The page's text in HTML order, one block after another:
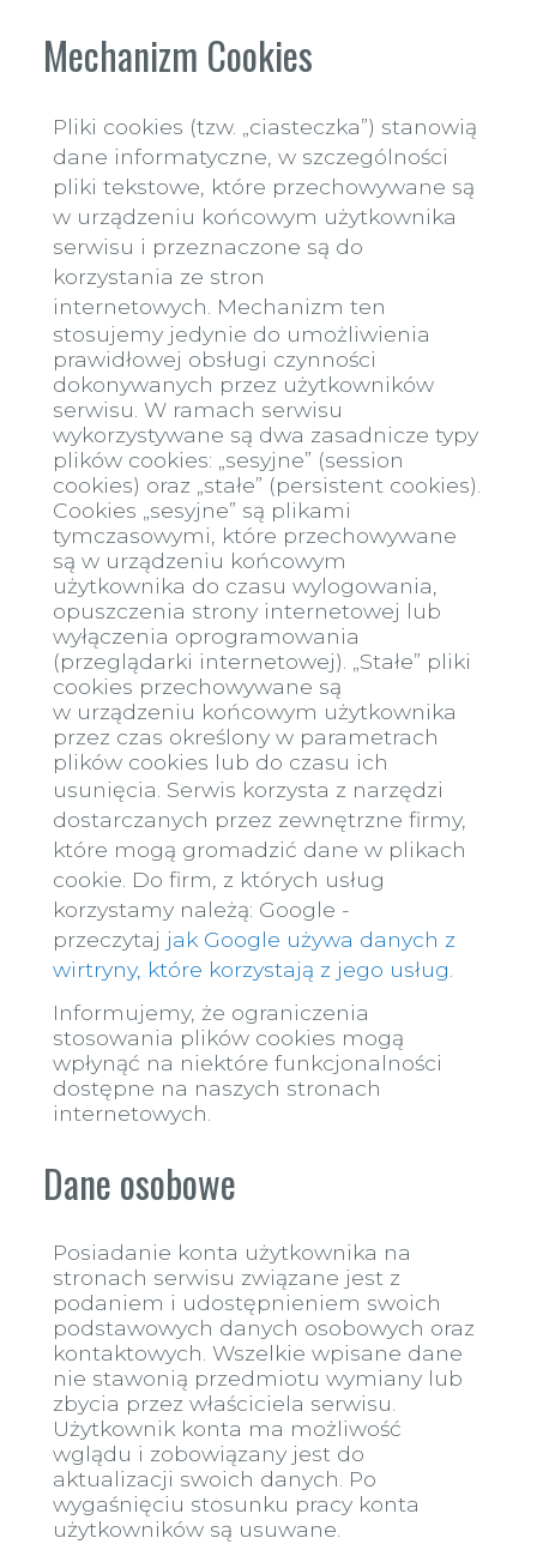
Mechanizm Cookies
Pliki cookies (tzw. „ciasteczka”) stanowią
dane informatyczne, w szczególności
pliki tekstowe, które przechowywane są
w urządzeniu końcowym użytkownika
serwisu i przeznaczone są do
korzystania ze stron
internetowych. Mechanizm ten
stosujemy jedynie do umożliwienia
prawidłowej obsługi czynności
dokonywanych przez użytkowników
serwisu. W ramach serwisu
wykorzystywane są dwa zasadnicze typy
plików cookies: „sesyjne” (session
cookies) oraz „stałe” (persistent cookies).
Cookies „sesyjne” są plikami
tymczasowymi, które przechowywane
są w urządzeniu końcowym
użytkownika do czasu wylogowania,
opuszczenia strony internetowej lub
wyłączenia oprogramowania
(przeglądarki internetowej). „Stałe” pliki
cookies przechowywane są
w urządzeniu końcowym użytkownika
przez czas określony w parametrach
plików cookies lub do czasu ich
usunięcia. Serwis korzysta z narzędzi
dostarczanych przez zewnętrzne firmy,
które mogą gromadzić dane w plikach
cookie. Do firm, z których usług
korzystamy należą: Google -
przeczytaj jak Google używa danych z
wirtryny, które korzystają z jego usług.
Informujemy, że ograniczenia
stosowania plików cookies mogą
wpłynąć na niektóre funkcjonalności
dostępne na naszych stronach
internetowych.
Dane osobowe
Posiadanie konta użytkownika na
stronach serwisu związane jest z
podaniem i udostępnieniem swoich
podstawowych danych osobowych oraz
kontaktowych. Wszelkie wpisane dane
nie stawonią przedmiotu wymiany lub
zbycia przez właściciela serwisu.
Użytkownik konta ma możliwość
wglądu i zobowiązany jest do
aktualizacji swoich danych. Po
wygaśnięciu stosunku pracy konta
użytkowników są usuwane.